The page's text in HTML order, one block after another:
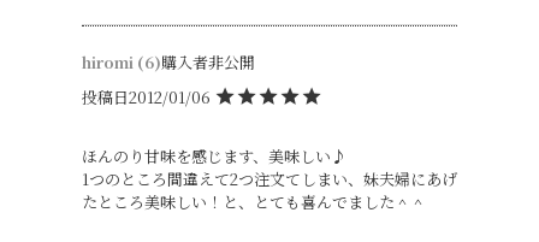
hiromi 6 購入者非公開
投稿日2012/01/06
ほんのり甘味を感じます、美味しい♪
1つのところ間違えて2つ注文てしまい、妹夫婦にあげ
たところ美味しい！と、とても喜んでました＾＾